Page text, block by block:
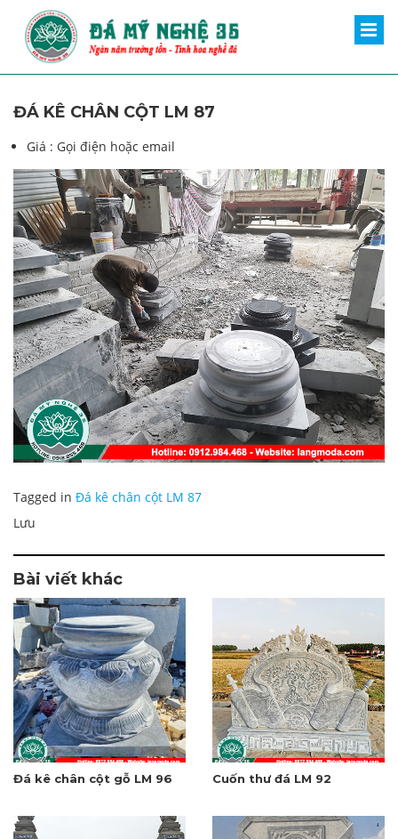
ĐÁ KÊ CHÂN CỘT LM 87
Giá : Gọi điện hoặc email
Tagged in Đá kê chân cột LM 87
Lưu
Bài viết khác
Đá kê chân cột gỗ LM 96 Cuốn thư đá LM 92